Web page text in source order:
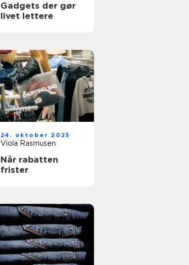
Gadgets der gør
livet lettere
24. oktober 2025
Viola Rasmusen
Når rabatten
frister